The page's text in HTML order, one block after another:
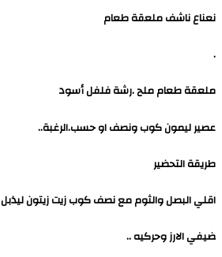
نعناع ناشف ملعقة طعام
.
ملعقة طعام ملح .رشة فلفل أسود
عصير ليمون كوب ونصف او حسب.الرغبة..
طريقة التحضير
اقلي البصل والثوم مع نصف كوب زيت زيتون ليذبل
ضيفي الارز وحركيه ..